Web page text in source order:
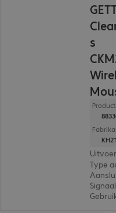
s
Type